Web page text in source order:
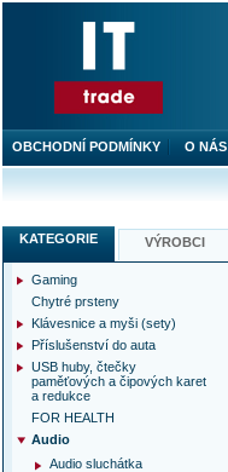
KATEGORIE VÝROBCI
Gaming
Chytré prsteny
Klávesnice a myši (sety)
Příslušenství do auta
USB huby, čtečky
paměťových a čipových karet
a redukce
FOR HEALTH
Audio
Audio sluchátka
OBCHODNÍ PODMÍNKY O NÁS